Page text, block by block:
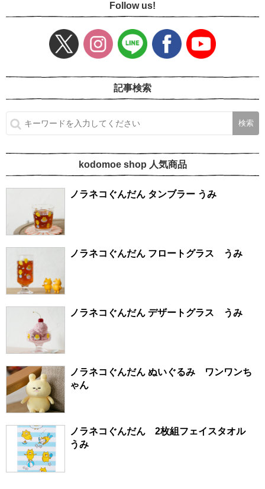
Follow us!
記事検索
kodomoe shop 人気商品
ノラネコぐんだん タンブラー うみ
ノラネコぐんだん フロートグラス うみ
ノラネコぐんだん デザートグラス うみ
ノラネコぐんだん ぬいぐるみ ワンワンち
ゃん
ノラネコぐんだん 2枚組フェイスタオル
うみ